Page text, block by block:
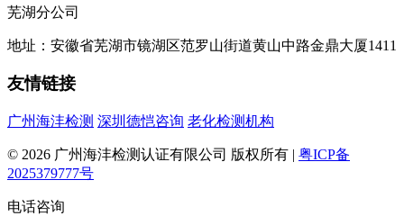
芜湖分公司
地址：安徽省芜湖市镜湖区范罗山街道黄山中路金鼎大厦1411
友情链接
广州海沣检测 深圳德恺咨询 老化检测机构
© 2026 广州海沣检测认证有限公司 版权所有 | 粤ICP备
2025379777号
电话咨询